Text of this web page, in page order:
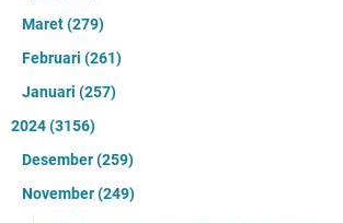
Maret(279)
Februari (261)
Januari (257)
2024(3156)
Desember(259)
November(249)